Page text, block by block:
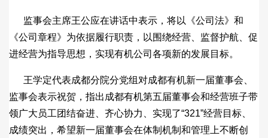
监事会主席王公应在讲话中表示，将以《公司法》和
《公司章程》为依据履行职责，以围绕经营、监督护航、促
进经营为指导思想，实现有机公司各项新的发展目标。
王学定代表成都分院分党组对成都有机新一届董事会、
监事会表示祝贺，指出成都有机第五届董事会和经营班子带
领广大员工团结奋进、齐心协力、实现了“321”经营目标、
成绩突出，希望新一届董事会在体制机制和管理上不断创